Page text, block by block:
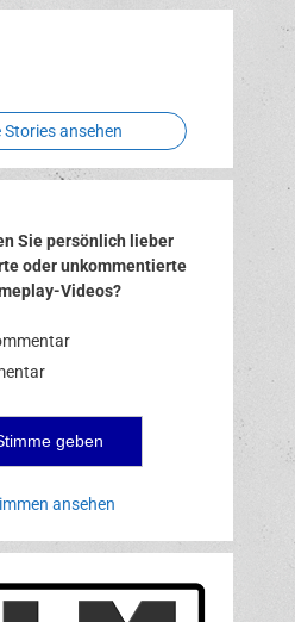
Verbotene
Stories ansehen
Sie persönlich lieber
oder unkommentierte
Videos?
ansehen